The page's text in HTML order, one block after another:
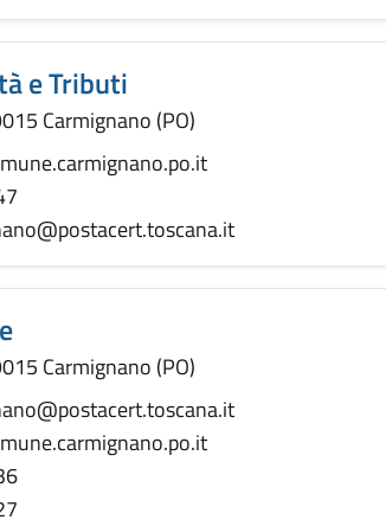
e Tributi
Carmignano (PO)
Carmignano (PO)